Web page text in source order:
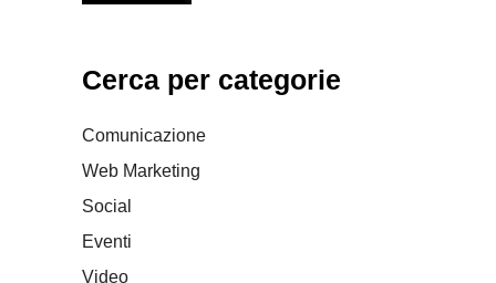
Cerca per categorie
Comunicazione
Web Marketing
Social
Eventi
Video